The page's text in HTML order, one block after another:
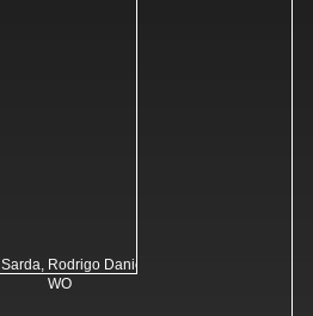
Sarda, Rodrigo Daniel
WO